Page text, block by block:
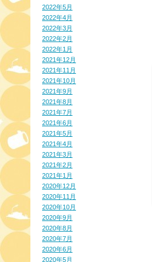
2022年5月
2022年4月
2022年3月
2022年2月
2022年1月
2021年12月
2021年11月
2021年10月
2021年9月
2021年8月
2021年7月
2021年6月
2021年5月
2021年4月
2021年3月
2021年2月
2021年1月
2020年12月
2020年11月
2020年10月
2020年9月
2020年8月
2020年7月
2020年6月
2020年5月